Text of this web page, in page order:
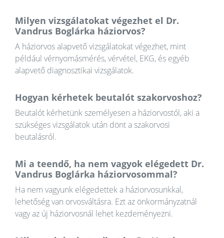
Milyen vizsgálatokat végezhet el Dr.
Vandrus Boglárka háziorvos?
A háziorvos alapvető vizsgálatokat végezhet, mint
például vérnyomásmérés, vérvétel, EKG, és egyéb
alapvető diagnosztikai vizsgálatok.
Hogyan kérhetek beutalót szakorvoshoz?
Beutalót kérhetünk személyesen a háziorvostól, aki a
szükséges vizsgálatok után dönt a szakorvosi
beutalásról.
Mi a teendő, ha nem vagyok elégedett Dr.
Vandrus Boglárka háziorvosommal?
Ha nem vagyunk elégedettek a háziorvosunkkal,
lehetőség van orvosváltásra. Ezt az önkormányzatnál
vagy az új háziorvosnál lehet kezdeményezni.